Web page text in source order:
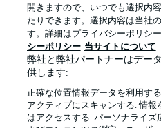
求人
当サイトについて
開きますので、いつでも選択内
たりできます。選択内容は当社
す。詳細はプライバシーポリシ
シーポリシー 当サイトについて
弊社と弊社パートナーはデー
供します:
正確な位置情報データを利用す
アクティブにスキャンする. 情
はアクセスする. パーソナライ